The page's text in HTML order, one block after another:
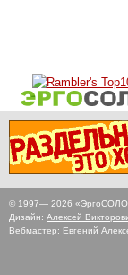
© 1997— 2026
Дизайн: Алексей
Вебмастер: Евгений